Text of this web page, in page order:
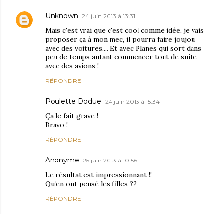
Unknown 24 juin 2013 à 13:31
Mais c'est vrai que c'est cool comme idée, je vais
proposer ça à mon mec, il pourra faire joujou
avec des voitures.... Et avec Planes qui sort dans
peu de temps autant commencer tout de suite
avec des avions !
RÉPONDRE
Poulette Dodue 24 juin 2013 à 15:34
Ça le fait grave !
Bravo !
RÉPONDRE
Anonyme 25 juin 2013 à 10:56
Le résultat est impressionnant !!
Qu'en ont pensé les filles ??
RÉPONDRE